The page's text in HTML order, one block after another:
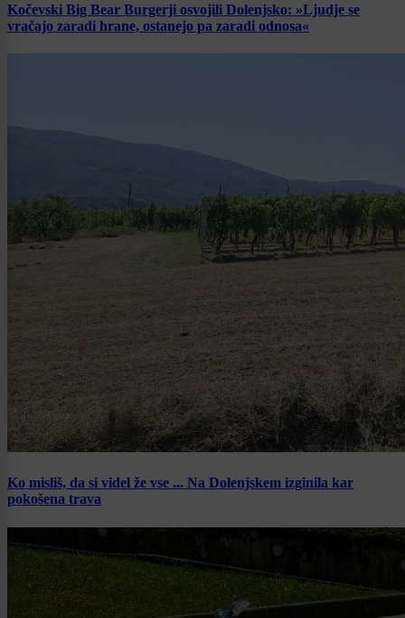
Kočevski Big Bear Burgerji osvojili Dolenjsko: »Ljudje se
vračajo zaradi hrane, ostanejo pa zaradi odnosa«
Ko misliš, da si videl že vse ... Na Dolenjskem izginila kar
pokošena trava